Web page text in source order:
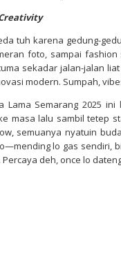
tuh karena gedung-
foto, sampai
sekadar jalan-jalan
modern. Sumpah,
Lama Semarang 2025
masa lalu sambil tetep
semuanya nyatuin
lo gas sendiri,
deh, once lo